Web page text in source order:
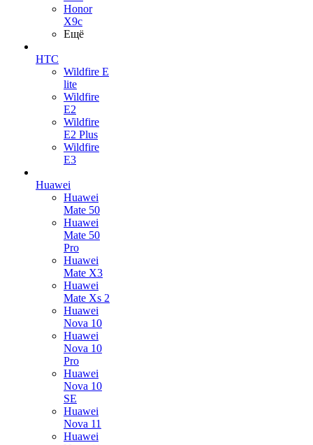
Honor
X9c
Ещё
HTC
Wildfire E
lite
Wildfire
E2
Wildfire
E2 Plus
Wildfire
E3
Huawei
Huawei
Mate 50
Huawei
Mate 50
Pro
Huawei
Mate X3
Huawei
Mate Xs 2
Huawei
Nova 10
Huawei
Nova 10
Pro
Huawei
Nova 10
SE
Huawei
Nova 11
Huawei